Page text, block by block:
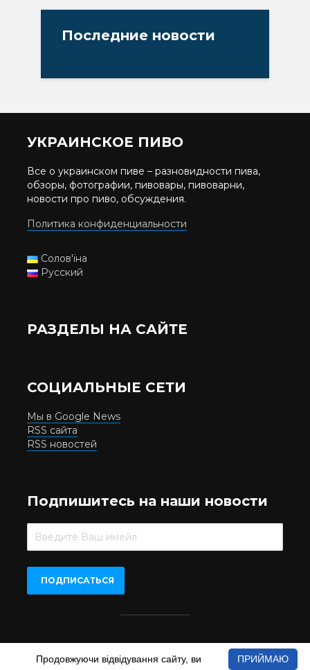
Последние новости
УКРАИНСКОЕ ПИВО
Все о украинском пиве – разновидности пива,
обзоры, фотографии, пивовары, пивоварни,
новости про пиво, обсуждения.
Политика конфиденциальности
Солов'їна
Русский
РАЗДЕЛЫ НА САЙТЕ
СОЦИАЛЬНЫЕ СЕТИ
Мы в Google News
RSS сайта
RSS новостей
Подпишитесь на наши новости
Beer.UA © 2016-2022
При копіюванні матеріалів з сайту обов'язкове пряме
ПРИЙМАЮ
Продовжуючи відвідування сайту, ви